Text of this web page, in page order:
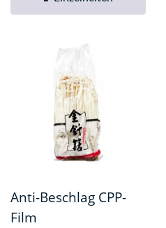
Anti-Beschlag CPP-
Film